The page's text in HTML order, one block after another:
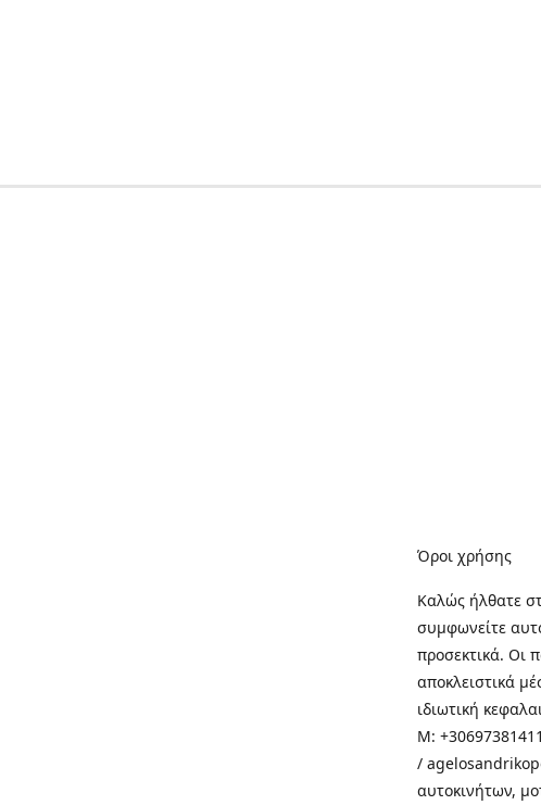
Όροι χρήσης
Καλώς ήλθατε
συμφωνείτε
προσεκτικά. Οι
αποκλειστικά
ιδιωτική
M:
/
αυτοκινήτων,